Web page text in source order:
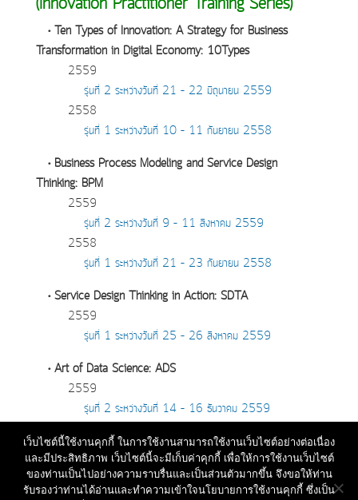
• Ten Types of Innovation: A Strategy for Business
Transformation in Digital Economy: 10Types
2559
รุ่นที่ 2 ระหว่างวันที่ 21 – 22 มิถุนายน 2559
2558
รุ่นที่ 1 ระหว่างวันที่ 10 – 11 กันยายน 2558
• Business Process Modeling and Service Design
Thinking: BPM
2559
รุ่นที่ 2 ระหว่างวันที่ 9 – 11 สิงหาคม 2559
2558
รุ่นที่ 1 ระหว่างวันที่ 21 – 23 กันยายน 2558
• Service Design Thinking in Action: SDTA
2559
รุ่นที่ 1 ระหว่างวันที่ 25 – 26 สิงหาคม 2559
• Art of Data Science: ADS
2559
รุ่นที่ 2 ระหว่างวันที่ 14 – 16 ธันวาคม 2559
เว็บไซต์นี้ใช้งานคุกกี้ ในการใช้งานสามารถใช้งานเว็บไซต์อย่างต่อเนื่อง
และมีประสิทธิภาพ เว็บไซต์นี้จะมีเก็บค่าคุกกี้ เพื่อให้การใช้งานเว็บไซต์
ของท่านเป็นไปอย่างความราบรื่นและเป็นส่วนตัวมากขึ้น จึงขอให้ท่าน
รับรองว่าท่านได้อ่านและทำความเข้าใจนโยบายการใช้งานคุกกี้ ซึ่งเป็น